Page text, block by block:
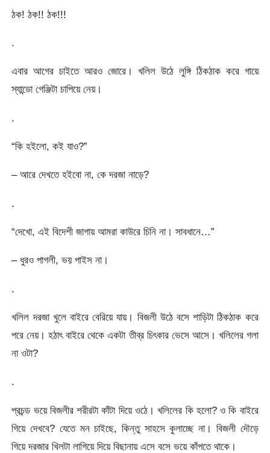
ঠক! ঠক!! ঠক!!!
.
এবার আগের চাইতে আরও জোরে। খলিল উঠে লুঙ্গি ঠিকঠাক করে গায়ে
স্যান্ডো গেঞ্জিটা চাপিয়ে নেয়।
.
“কি হইলো, কই যাও?”
– আরে দেখতে হইবো না, কে দরজা নাড়ে?
.
“দেখো, এই বিদেশী জাগায় আমরা কাউরে চিনি না। সাবধানে…”
– ধুরও পাগলী, ভয় পাইস না।
.
খলিল দরজা খুলে বাইরে বেরিয়ে যায়। বিজলী উঠে বসে শাড়িটা ঠিকঠাক করে
পরে নেয়। হঠাৎ বাইরে থেকে একটা তীব্র চিৎকার ভেসে আসে। খলিলের গলা
না ওটা?
.
প্রচন্ড ভয়ে বিজলীর শরীরটা কাঁটা দিয়ে ওঠে। খলিলের কি হলো? ও কি বাইরে
গিয়ে দেখবে? যেতে মন চাইছে, কিন্তু সাহসে কুলাচ্ছে না। বিজলী দৌড়ে
গিয়ে দরজার খিলটা লাগিয়ে দিয়ে বিছানায় এসে বসে ভয়ে কাঁপতে থাকে।